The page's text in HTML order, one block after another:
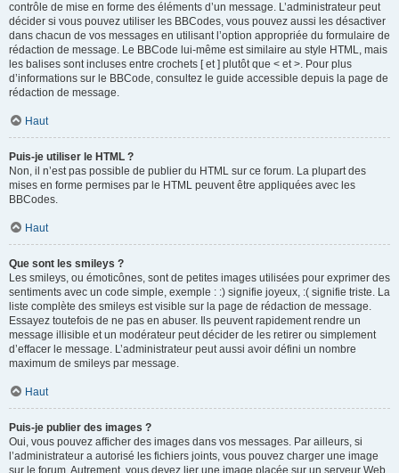
contrôle de mise en forme des éléments d’un message. L’administrateur peut
décider si vous pouvez utiliser les BBCodes, vous pouvez aussi les désactiver
dans chacun de vos messages en utilisant l’option appropriée du formulaire de
rédaction de message. Le BBCode lui-même est similaire au style HTML, mais
les balises sont incluses entre crochets [ et ] plutôt que < et >. Pour plus
d’informations sur le BBCode, consultez le guide accessible depuis la page de
rédaction de message.
Haut
Puis-je utiliser le HTML ?
Non, il n’est pas possible de publier du HTML sur ce forum. La plupart des
mises en forme permises par le HTML peuvent être appliquées avec les
BBCodes.
Haut
Que sont les smileys ?
Les smileys, ou émoticônes, sont de petites images utilisées pour exprimer des
sentiments avec un code simple, exemple : :) signifie joyeux, :( signifie triste. La
liste complète des smileys est visible sur la page de rédaction de message.
Essayez toutefois de ne pas en abuser. Ils peuvent rapidement rendre un
message illisible et un modérateur peut décider de les retirer ou simplement
d’effacer le message. L’administrateur peut aussi avoir défini un nombre
maximum de smileys par message.
Haut
Puis-je publier des images ?
Oui, vous pouvez afficher des images dans vos messages. Par ailleurs, si
l’administrateur a autorisé les fichiers joints, vous pouvez charger une image
sur le forum. Autrement, vous devez lier une image placée sur un serveur Web